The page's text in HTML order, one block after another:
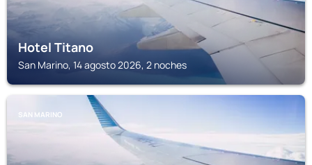
Hotel Titano
San Marino, 14 agosto 2026, 2 noches
SAN MARINO